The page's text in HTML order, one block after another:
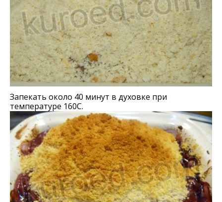
Запекать около 40 минут в духовке при
температуре 160С.